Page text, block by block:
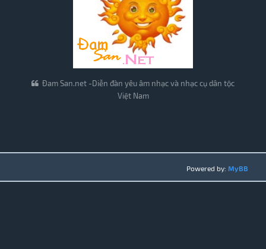
Đam San.net -Diễn đàn yêu âm nhạc và nhạc cụ dân tộc
Việt Nam
Powered by: MyBB